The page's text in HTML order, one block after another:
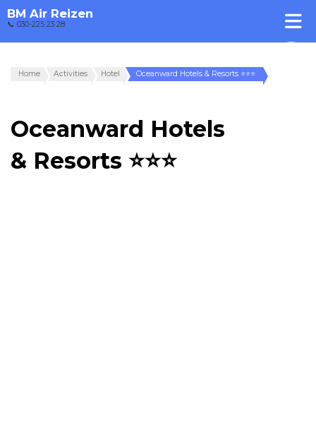
BM Air Reizen
📞 030-225 23 28
Home Activities Hotel Oceanward Hotels & Resorts ⭐⭐⭐
Oceanward Hotels
& Resorts ⭐⭐⭐